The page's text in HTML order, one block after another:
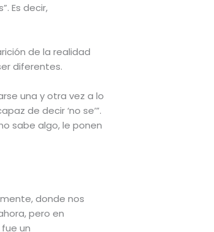
Es decir,
de la realidad
diferentes.
una y otra vez a lo
de decir ‘no se’”.
sabe algo, le ponen
donde nos
pero en
un